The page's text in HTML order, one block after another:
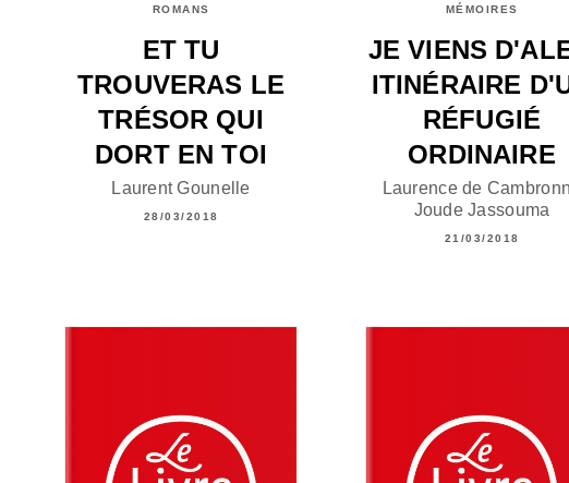
ROMANS
ET TU
TROUVERAS LE
TRÉSOR QUI
DORT EN TOI
Laurent Gounelle
28/03/2018
MÉMOIRES
JE VIENS
ITINÉRAIRE
RÉFUGIÉ
ORDINAIRE
Laurence de
Joude Jassouma
21/03/2018